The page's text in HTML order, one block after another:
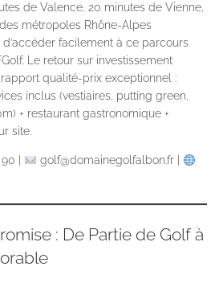
de Valence, 20 minutes de Vienne,
métropoles Rhône-Alpes
d’accéder facilement à ce parcours
Le retour sur investissement
qualité-prix exceptionnel :
inclus (vestiaires, putting green,
+ restaurant gastronomique +
site.
|
golf@domainegolfalbon.fr |
: De Partie de Golf à